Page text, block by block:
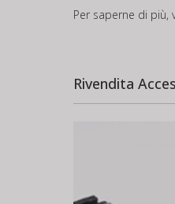
Per saperne di più,
Rivendita